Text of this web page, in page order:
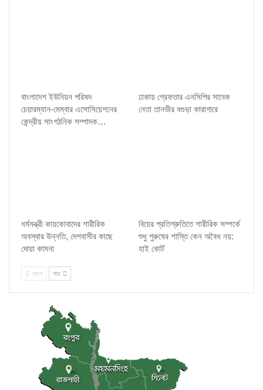
বাংলাদেশ ইউনিয়ন পরিষদ
চেয়ারম্যান-মেম্বার এসোসিয়েশনের
কেন্দ্রীয় সাংগঠনিক সম্পাদক…
ঢাকায় গ্রেফতার এনসিপির সাবেক
নেতা তানভীর বগুড়া কারাগারে
ধর্মমন্ত্রী কায়কোবাদের শারীরিক
অবস্থার উন্নতি, দেশবাসীর কাছে
দোয়া কামনা
বিয়ের প্রতিশ্রুতিতে শারীরিক সম্পর্কে
শুধু পুরুষের শাস্তি কেন অবৈধ নয়:
হাই কোর্ট
আগে পরে